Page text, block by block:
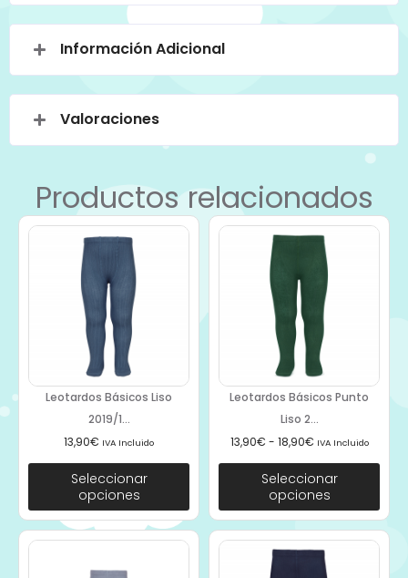
Información Adicional
Valoraciones
Productos relacionados
Leotardos Básicos Liso
2019/1...
13,90€ IVA Incluido
Seleccionar
opciones
Leotardos Básicos Punto
Liso 2...
13,90€ - 18,90€ IVA Incluido
Seleccionar
opciones